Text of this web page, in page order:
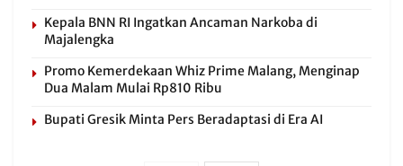
Kepala BNN RI Ingatkan Ancaman Narkoba di
Majalengka
Promo Kemerdekaan Whiz Prime Malang, Menginap
Dua Malam Mulai Rp810 Ribu
Bupati Gresik Minta Pers Beradaptasi di Era AI